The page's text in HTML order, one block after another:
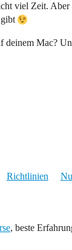
viel Zeit.
deinem Mac?
Richtlinien
, beste